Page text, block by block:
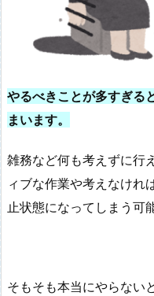
やるべきことが多すぎる
まいます。
雑務など何も考えずに行
ィブな作業や考えなけれ
止状態になってしまう可
そもそも本当にやらない